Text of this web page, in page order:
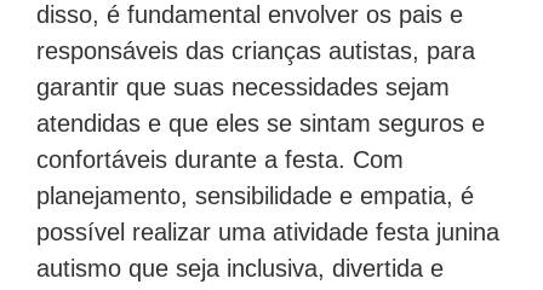
disso, é fundamental envolver os pais e
responsáveis das crianças autistas, para
garantir que suas necessidades sejam
atendidas e que eles se sintam seguros e
confortáveis durante a festa. Com
planejamento, sensibilidade e empatia, é
possível realizar uma atividade festa junina
autismo que seja inclusiva, divertida e